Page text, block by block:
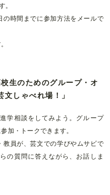
の時間までに参加方法をメールで
生のためのグループ・オ
しゃべれ場！」
学相談をしてみよう。グループ
加・トークできます。
員が、芸文での学びやムサビで
の質問に答えながら、お話しま